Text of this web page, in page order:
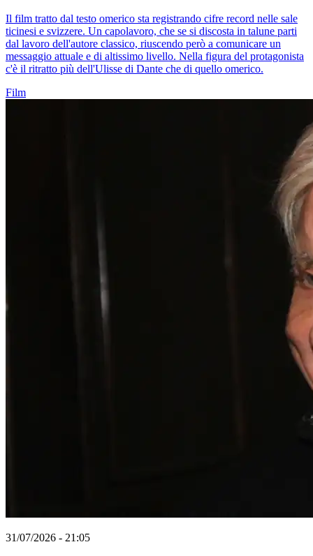
Il film tratto dal testo omerico sta registrando cifre record nelle sale
ticinesi e svizzere. Un capolavoro, che se si discosta in talune parti
dal lavoro dell'autore classico, riuscendo però a comunicare un
messaggio attuale e di altissimo livello. Nella figura del protagonista
c'è il ritratto più dell'Ulisse di Dante che di quello omerico.
Film
31/07/2026 - 21:05